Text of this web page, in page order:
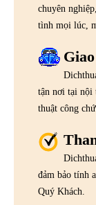
chuyên
tình mọi lúc,
tận nơi tại nội
thuật công
đảm bảo tính
Quý Khách.